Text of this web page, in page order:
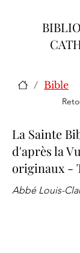
/ Bible
La Sainte
d'après la
originaux -
Abbé Louis-